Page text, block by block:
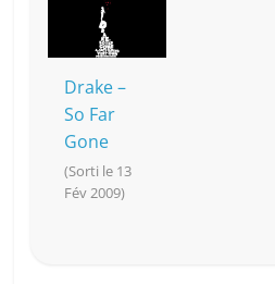
Drake –
So Far
Gone
(Sorti le 13
Fév 2009)